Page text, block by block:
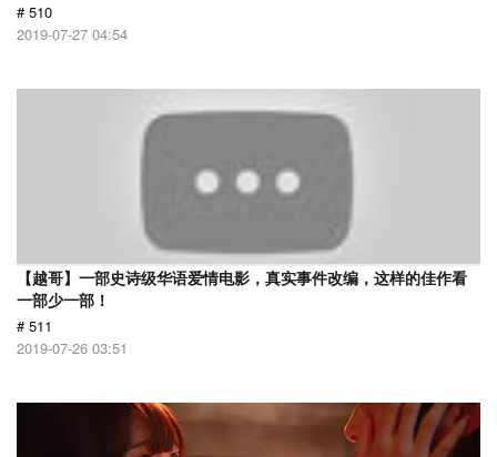
# 510
2019-07-27 04:54
【越哥】一部史诗级华语爱情电影，真实事件改编，这样的佳作看
一部少一部！
# 511
2019-07-26 03:51